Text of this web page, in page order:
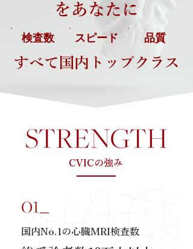
をあなたに
検査数 スピード 品質
すべて国内トップクラス
CVICの強み
国内No.1の心臓MRI検査数